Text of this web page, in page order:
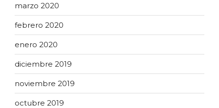
marzo 2020
febrero 2020
enero 2020
diciembre 2019
noviembre 2019
octubre 2019